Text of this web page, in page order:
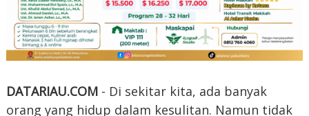
DATARIAU.COM - Di sekitar kita, ada banyak
orang yang hidup dalam kesulitan. Namun tidak